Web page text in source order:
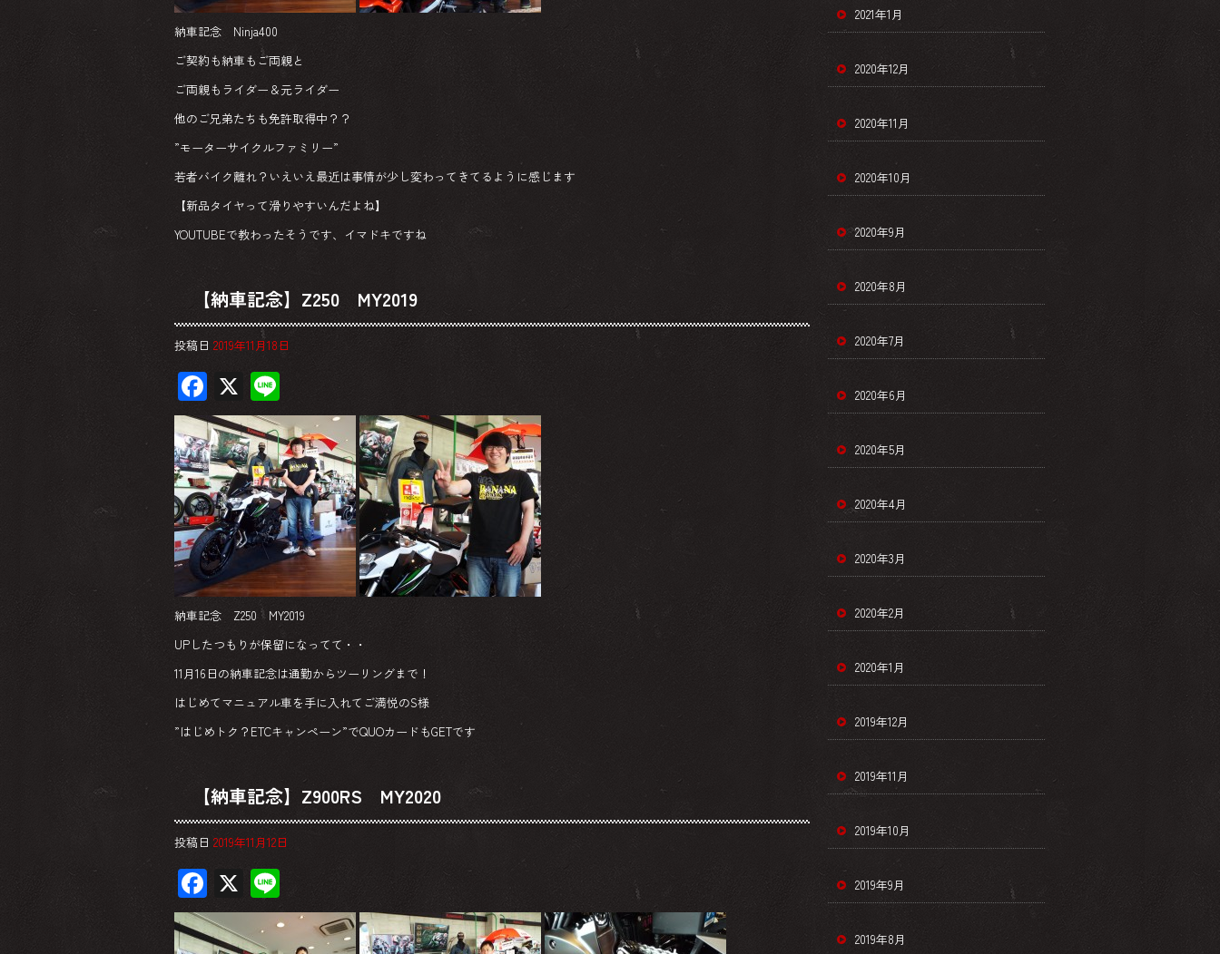
納車記念 Ninja400
ご契約も納車もご両親と
ご両親もライダー＆元ライダー
他のご兄弟たちも免許取得中？？
”モーターサイクルファミリー”
若者バイク離れ？いえいえ最近は事情が少し変わってきてるように感じます
【新品タイヤって滑りやすいんだよね】
YOUTUBEで教わったそうです、イマドキですね
【納車記念】Z250 MY2019
投稿日 2019年11月18日
F
ac
e
b
o
ok
X
ne
納車記念 Z250 MY2019
UPしたつもりが保留になってて・・
11月16日の納車記念は通勤からツーリングまで！
はじめてマニュアル車を手に入れてご満悦のS様
”はじめトク？ETCキャンペーン”でQUOカードもGETです
【納車記念】Z900RS MY2020
投稿日 2019年11月12日
F
ac
e
X
ne
2021年1月
2020年12月
2020年11月
2020年10月
2020年9月
2020年8月
2020年7月
2020年6月
2020年5月
2020年4月
2020年3月
2020年2月
2020年1月
2019年12月
2019年11月
2019年10月
2019年9月
2019年8月